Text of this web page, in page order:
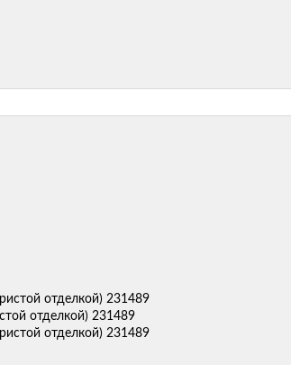
отделкой) 231489